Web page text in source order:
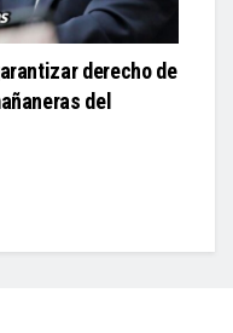
derecho de
del